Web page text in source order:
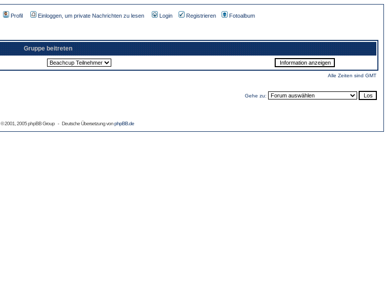
Profil Einloggen, um private Nachrichten zu lesen Login Registrieren Fotoalbum
Gruppe beitreten
Alle Zeiten sind GMT
Gehe zu:
© 2001, 2005 phpBB Group - Deutsche Übersetzung vonphpBB.de